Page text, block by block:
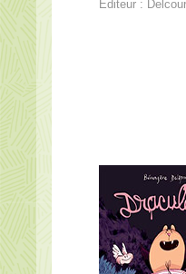
Éditeur :